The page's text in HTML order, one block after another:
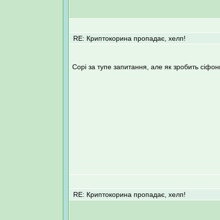
RE: Криптокорина пропадає, хелп!
Cорі за тупе запитання, але як зробить
RE: Криптокорина пропадає, хелп!